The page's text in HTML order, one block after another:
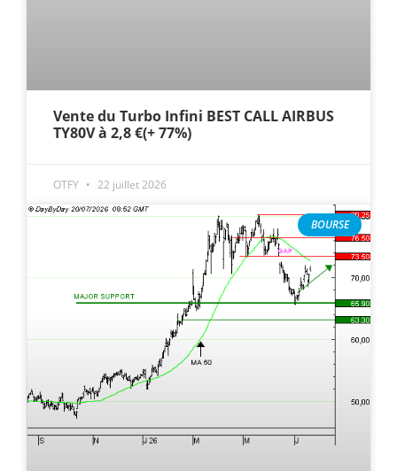
Vente du Turbo Infini BEST CALL AIRBUS
TY80V à 2,8 €(+ 77%)
OTFY 22 juillet 2026
BOURSE